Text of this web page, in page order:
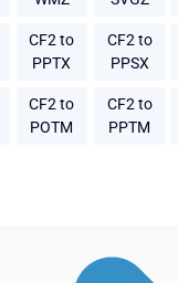
CF2 to
PPTX
CF2 to
PPSX
CF2 to
POTM
CF2 to
PPTM